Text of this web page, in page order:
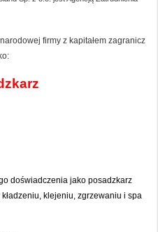
firmy z kapitałem zagranicz
doświadczenia jako posadzkarz
klejeniu, zgrzewaniu i spa